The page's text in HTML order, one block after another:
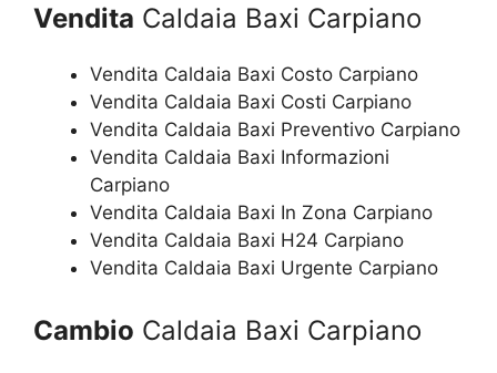
Vendita Caldaia Baxi Carpiano
Vendita Caldaia Baxi Costo Carpiano
Vendita Caldaia Baxi Costi Carpiano
Vendita Caldaia Baxi Preventivo Carpiano
Vendita Caldaia Baxi Informazioni
Carpiano
Vendita Caldaia Baxi In Zona Carpiano
Vendita Caldaia Baxi H24 Carpiano
Vendita Caldaia Baxi Urgente Carpiano
Cambio Caldaia Baxi Carpiano